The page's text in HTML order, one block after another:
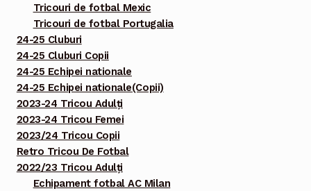
Tricouri de fotbal Mexic
Tricouri de fotbal Portugalia
24-25 Cluburi
24-25 Cluburi Copii
24-25 Echipei nationale
24-25 Echipei nationale(Copii)
2023-24 Tricou Adulți
2023-24 Tricou Femei
2023/24 Tricou Copii
Retro Tricou De Fotbal
2022/23 Tricou Adulți
Echipament fotbal AC Milan